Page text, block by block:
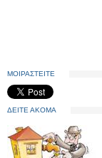
ΜΟΙΡΑΣΤΕΙΤΕ
ΔΕΙΤΕ ΑΚΟΜΑ